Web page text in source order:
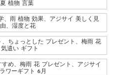
植物 言葉
、雨 植物 効果、アジサイ 美しく見
、湿度と花
ちょっとした プレゼント、梅雨 花
遣い ギフト
め、梅雨 花 プレゼント、アジサイ
ワーギフト 6月